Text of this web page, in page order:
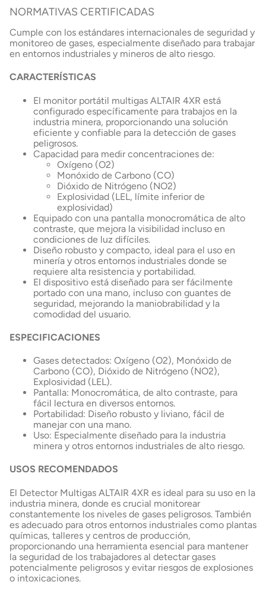
NORMATIVAS CERTIFICADAS
Cumple con los estándares internacionales de seguridad y
monitoreo de gases, especialmente diseñado para trabajar
en entornos industriales y mineros de alto riesgo.
CARACTERÍSTICAS
El monitor portátil multigas ALTAIR 4XR está
configurado específicamente para trabajos en la
industria minera, proporcionando una solución
eficiente y confiable para la detección de gases
peligrosos.
Capacidad para medir concentraciones de:
Oxígeno (O2)
Monóxido de Carbono (CO)
Dióxido de Nitrógeno (NO2)
Explosividad (LEL, límite inferior de
explosividad)
Equipado con una pantalla monocromática de alto
contraste, que mejora la visibilidad incluso en
condiciones de luz difíciles.
Diseño robusto y compacto, ideal para el uso en
minería y otros entornos industriales donde se
requiere alta resistencia y portabilidad.
El dispositivo está diseñado para ser fácilmente
portado con una mano, incluso con guantes de
seguridad, mejorando la maniobrabilidad y la
comodidad del usuario.
ESPECIFICACIONES
Gases detectados: Oxígeno (O2), Monóxido de
Carbono (CO), Dióxido de Nitrógeno (NO2),
Explosividad (LEL).
Pantalla: Monocromática, de alto contraste, para
fácil lectura en diversos entornos.
Portabilidad: Diseño robusto y liviano, fácil de
manejar con una mano.
Uso: Especialmente diseñado para la industria
minera y otros entornos industriales de alto riesgo.
USOS RECOMENDADOS
El Detector Multigas ALTAIR 4XR es ideal para su uso en la
industria minera, donde es crucial monitorear
constantemente los niveles de gases peligrosos. También
es adecuado para otros entornos industriales como plantas
químicas, talleres y centros de producción,
proporcionando una herramienta esencial para mantener
la seguridad de los trabajadores al detectar gases
potencialmente peligrosos y evitar riesgos de explosiones
o intoxicaciones.